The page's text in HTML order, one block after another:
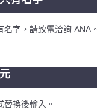
名字，請致電洽詢 ANA。
替換後輸入。